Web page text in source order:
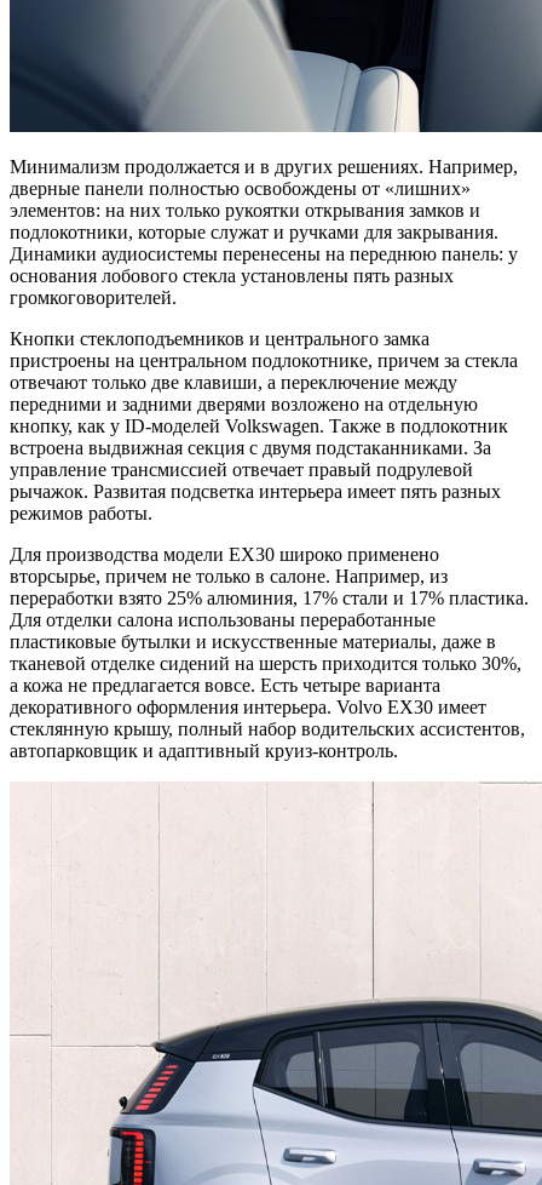
Минимализм продолжается и в других решениях. Например,
дверные панели полностью освобождены от «лишних»
элементов: на них только рукоятки открывания замков и
подлокотники, которые служат и ручками для закрывания.
Динамики аудиосистемы перенесены на переднюю панель: у
основания лобового стекла установлены пять разных
громкоговорителей.
Кнопки стеклоподъемников и центрального замка
пристроены на центральном подлокотнике, причем за стекла
отвечают только две клавиши, а переключение между
передними и задними дверями возложено на отдельную
кнопку, как у ID-моделей Volkswagen. Также в подлокотник
встроена выдвижная секция с двумя подстаканниками. За
управление трансмиссией отвечает правый подрулевой
рычажок. Развитая подсветка интерьера имеет пять разных
режимов работы.
Для производства модели EX30 широко применено
вторсырье, причем не только в салоне. Например, из
переработки взято 25% алюминия, 17% стали и 17% пластика.
Для отделки салона использованы переработанные
пластиковые бутылки и искусственные материалы, даже в
тканевой отделке сидений на шерсть приходится только 30%,
а кожа не предлагается вовсе. Есть четыре варианта
декоративного оформления интерьера. Volvo EX30 имеет
стеклянную крышу, полный набор водительских ассистентов,
автопарковщик и адаптивный круиз-контроль.